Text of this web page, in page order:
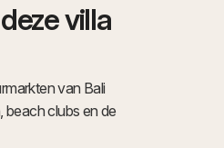
villa
van Bali
beach clubs en de